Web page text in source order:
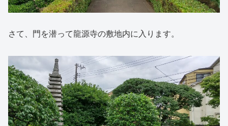
さて、門を潜って龍源寺の敷地内に入ります。